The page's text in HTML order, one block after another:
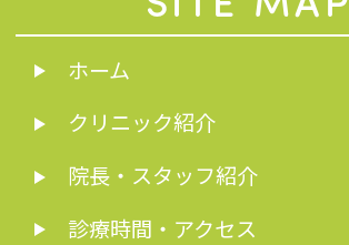
ホーム
クリニック紹介
院長・スタッフ紹介
診療時間・アクセス